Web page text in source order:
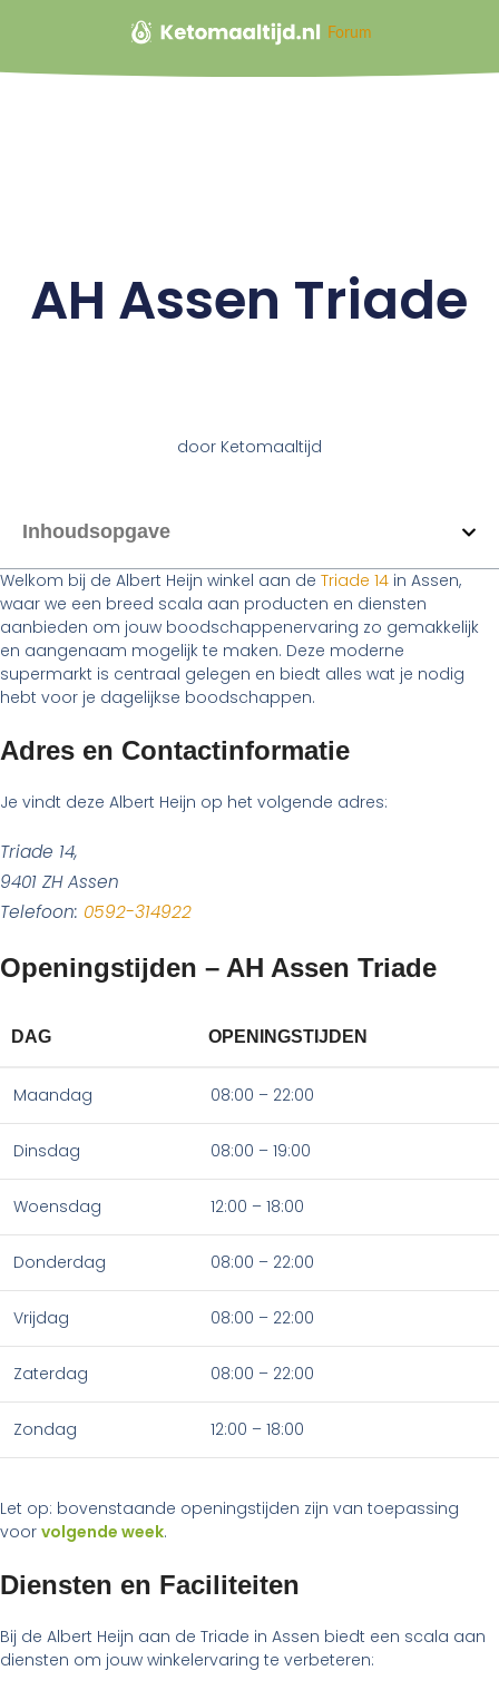
Forum
AH Assen Triade
doorKetomaaltijd
Inhoudsopgave
Welkom bij de Albert Heijn winkel aan de Triade 14 in Assen,
waar we een breed scala aan producten en diensten
aanbieden om jouw boodschappenervaring zo gemakkelijk
en aangenaam mogelijk te maken. Deze moderne
supermarkt is centraal gelegen en biedt alles wat je nodig
hebt voor je dagelijkse boodschappen.
Adres en Contactinformatie
Je vindt deze Albert Heijn op het volgende adres:
Triade 14,
9401 ZH Assen
Telefoon: 0592-314922
Openingstijden – AH Assen Triade
DAG OPENINGSTIJDEN
Maandag 08:00 – 22:00
Dinsdag 08:00 – 19:00
Woensdag 12:00 – 18:00
Donderdag 08:00 – 22:00
Vrijdag 08:00 – 22:00
Zaterdag 08:00 – 22:00
Zondag 12:00 – 18:00
Let op: bovenstaande openingstijden zijn van toepassing
voor volgende week.
Diensten en Faciliteiten
Bij de Albert Heijn aan de Triade in Assen biedt een scala aan
diensten om jouw winkelervaring te verbeteren: